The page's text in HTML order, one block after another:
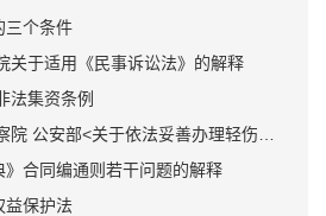
三个条件
关于适用《民事诉讼法》的解释
法集资条例
》合同编通则若干问题的解释
益保护法